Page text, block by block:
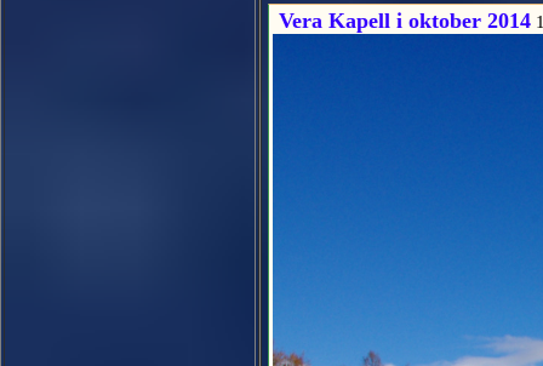
Vera Kapell i oktober 2014